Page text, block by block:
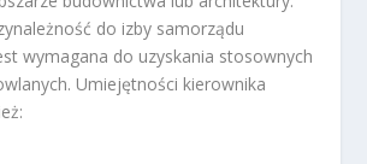
do izby samorządu
wymagana do uzyskania stosownych
Umiejętności kierownika